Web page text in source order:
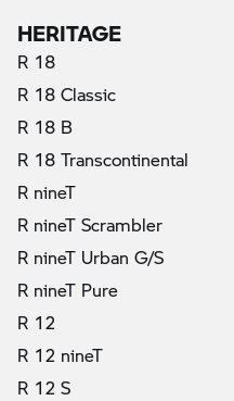
HERITAGE
R 18
R 18 Classic
R 18 B
R 18 Transcontinental
R nineT
R nineT Scrambler
R nineT Urban G/S
R nineT Pure
R 12
R 12 nineT
R 12 S